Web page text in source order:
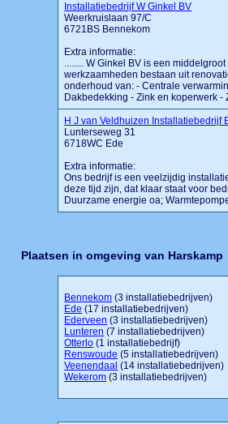
Installatiebedrijf W Ginkel BV
Weerkruislaan 97/C
6721BS Bennekom
Extra informatie:
........ W Ginkel BV is een
werkzaamheden bestaan uit
onderhoud van: - Centrale
Dakbedekking - Zink en koperwerk
H J van Veldhuizen Installatiebedrijf
Lunterseweg 31
6718WC Ede
Extra informatie:
Ons bedrijf is een veelzijdig
deze tijd zijn, dat klaar staat voor
Duurzame energie oa;
Plaatsen in omgeving van Harskamp
Bennekom (3 installatiebedrijven)
Ede (17 installatiebedrijven)
Ederveen (3 installatiebedrijven)
Lunteren (7 installatiebedrijven)
Otterlo (1 installatiebedrijf)
Renswoude (5 installatiebedrijven)
Veenendaal (14 installatiebedrijven)
Wekerom (3 installatiebedrijven)